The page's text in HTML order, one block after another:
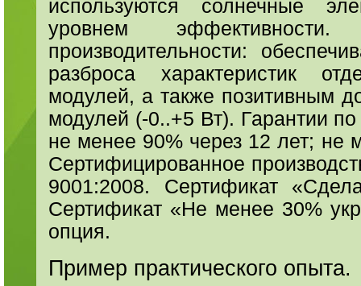
используются солнечные
уровнем
производительности:
разброса характеристик
модулей, а также позитивным
модулей (-0..+5 Вт). Гарантии
не менее 90% через 12 лет; не
Сертифицированное
9001:2008. Сертификат
Сертификат «Не менее 30%
опция.
Пример практического опыта.